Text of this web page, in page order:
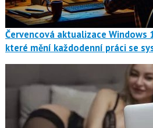
Červencová aktualizace Windows
které mění každodenní práci se